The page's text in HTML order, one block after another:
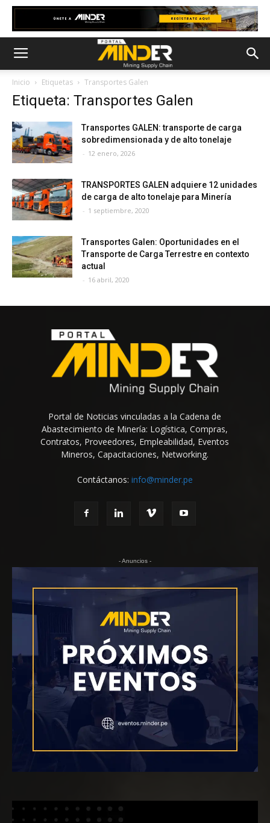
Inicio Etiquetas Transportes Galen
Etiqueta: Transportes Galen
Transportes GALEN: transporte de carga
sobredimensionada y de alto tonelaje
- 12 enero, 2026
TRANSPORTES GALEN adquiere 12 unidades
de carga de alto tonelaje para Minería
- 1 septiembre, 2020
Transportes Galen: Oportunidades en el
Transporte de Carga Terrestre en contexto
actual
- 16 abril, 2020
Portal de Noticias vinculadas a la Cadena de
Abastecimiento de Minería: Logística, Compras,
Contratos, Proveedores, Empleabilidad, Eventos
Mineros, Capacitaciones, Networking.
Contáctanos: info@minder.pe
- Anuncios -